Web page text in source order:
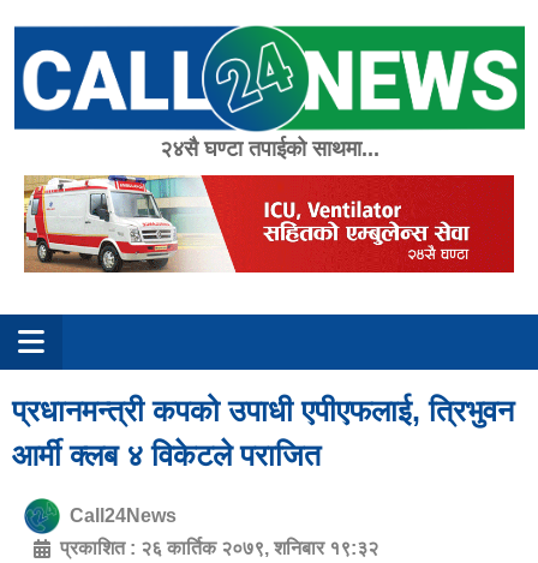
content
२४सै घण्टा तपाईको साथमा...
प्रधानमन्त्री कपको उपाधी एपीएफलाई, त्रिभुवन
आर्मी क्लब ४ विकेटले पराजित
Call24News
प्रकाशित : २६ कार्तिक २०७९, शनिबार १९:३२